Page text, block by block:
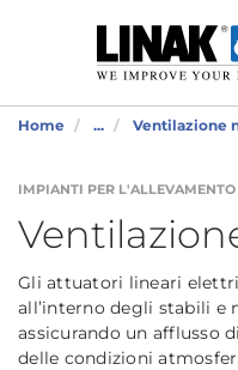
Home ... Ventilazione
IMPIANTI PER L'ALLEVAMENTO
Gli attuatori lineari
all’interno degli stabili
assicurando un afflusso
delle condizioni